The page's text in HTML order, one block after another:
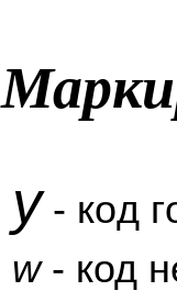
y- код
w- код